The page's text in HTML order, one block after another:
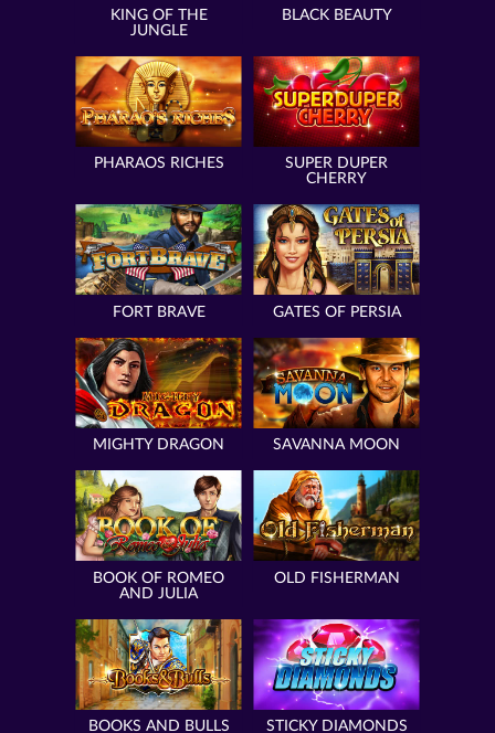
KING OF THE
JUNGLE
BLACK BEAUTY
PHARAOS RICHES
SUPER DUPER
CHERRY
FORT BRAVE GATES OF PERSIA
MIGHTY DRAGON SAVANNA MOON
BOOK OF ROMEO
AND JULIA
OLD FISHERMAN
BOOKS AND BULLS STICKY DIAMONDS